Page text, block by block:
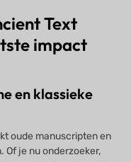
Text
impact
en klassieke
oude manuscripten en
Of je nu onderzoeker,